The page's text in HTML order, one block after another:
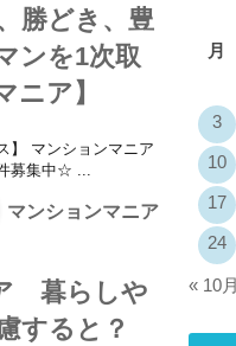
勝どき、豊
ンを1次取
ニア】
】 マンションマニア
募集中☆ ...
マンションマニア
暮らしや
すると？
月
3
10
17
24
« 10月